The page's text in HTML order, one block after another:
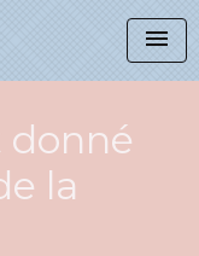
menu
donné
la